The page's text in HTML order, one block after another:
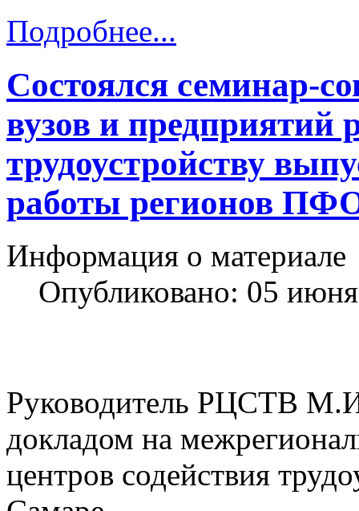
Подробнее...
Состоялся семинар-
вузов и предприятий
трудоустройству
работы регионов
Информация о материале
Опубликовано: 05
Руководитель РЦСТВ
докладом на
центров содействия